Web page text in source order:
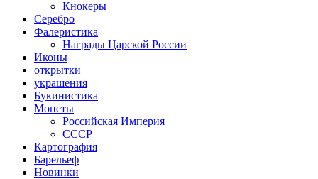
Кнокеры
Серебро
Фалеристика
Награды Царской России
Иконы
открытки
украшения
Букинистика
Монеты
Российская Империя
СССР
Картография
Барельеф
Новинки